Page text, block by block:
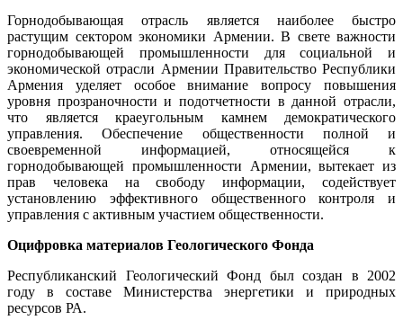
Горнодобывающая отрасль является наиболее быстро
растущим сектором экономики Армении. В свете важности
горнодобывающей промышленности для социальной и
экономической отрасли Армении Правительство Республики
Армения уделяет особое внимание вопросу повышения
уровня прозраночности и подотчетности в данной отрасли,
что является краеугольным камнем демократического
управления. Обеспечение общественности полной и
своевременной информацией, относящейся к
горнодобывающей промышленности Армении, вытекает из
прав человека на свободу информации, содействует
установлению эффективного общественного контроля и
управления с активным участием общественности.
Оцифровка материалов Геологического Фонда
Республиканский Геологический Фонд был создан в 2002
году в составе Министерства энергетики и природных
ресурсов РА.